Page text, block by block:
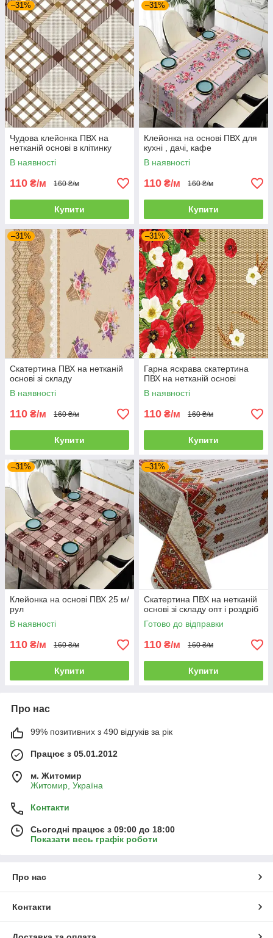
–31%
Чудова клейонка ПВХ на
нетканій основі в клітинку
В наявності
110 ₴/м 160 ₴/м
Купити
–31%
Клейонка на основі ПВХ для
кухні , дачі, кафе
В наявності
110 ₴/м 160 ₴/м
Купити
–31%
Скатертина ПВХ на нетканій
основі зі складу
В наявності
110 ₴/м 160 ₴/м
Купити
–31%
Гарна яскрава скатертина
ПВХ на нетканій основі
В наявності
110 ₴/м 160 ₴/м
Купити
–31%
Клейонка на основі ПВХ 25 м/
рул
В наявності
110 ₴/м 160 ₴/м
Купити
–31%
Скатертина ПВХ на нетканій
основі зі складу опт і роздріб
Готово до відправки
110 ₴/м 160 ₴/м
Купити
Про нас
99% позитивних з 490 відгуків за рік
Працює з 05.01.2012
м. Житомир
Житомир, Україна
Контакти
Сьогодні працює з 09:00 до 18:00
Показати весь графік роботи
Про нас
Контакти